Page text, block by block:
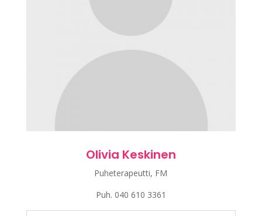
Olivia Keskinen
Puheterapeutti, FM
Puh. 040 610 3361